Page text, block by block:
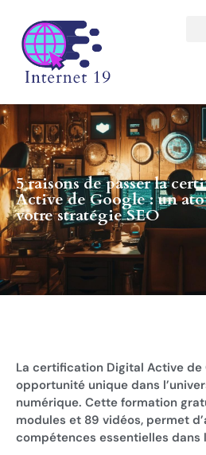
5 raisons de passer la
Active de Google : un
votre stratégie SEO
La certification Digital Active de
opportunité unique dans
numérique. Cette formation
modules et 89 vidéos, permet
compétences essentielles dans